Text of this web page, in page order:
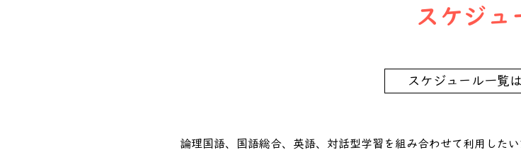
スケジュ
スケジュール一覧
論理国語、国語総合、英語、対話型学習を組み合わせて利用した